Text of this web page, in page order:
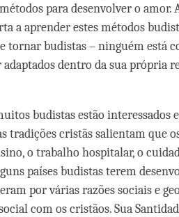
para desenvolver o amor.
a aprender estes métodos
tornar budistas – ninguém está
dentro da sua própria
budistas estão interessados
tradições cristãs salientam que
o trabalho hospitalar, o
países budistas terem
por várias razões sociais e
com os cristãos. Sua